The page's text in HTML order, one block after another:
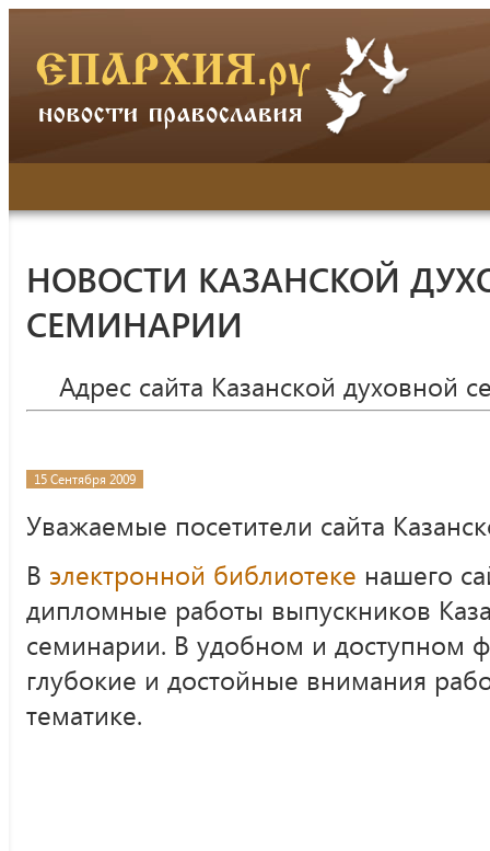
НОВОСТИ КАЗАНСКОЙ
СЕМИНАРИИ
Адрес сайта Казанской духовной
15 Сентября 2009
Уважаемые посетители сайта
В электронной библиотеке нашего
дипломные работы выпускников
семинарии. В удобном и доступном
глубокие и достойные внимания
тематике.